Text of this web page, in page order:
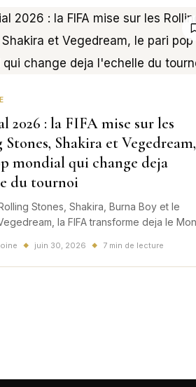
2026 : la FIFA mise sur les
Shakira et
mondial qui change deja
du tournoi
Stones, Shakira, Burna Boy et le
la FIFA transforme deja le
◆ juin 30, 2026 ◆ 7 min de lecture